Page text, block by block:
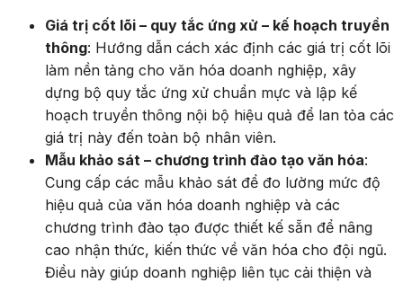
Giá trị cốt lõi – quy tắc ứng xử – kế hoạch truyền
thông: Hướng dẫn cách xác định các giá trị cốt lõi
làm nền tảng cho văn hóa doanh nghiệp, xây
dựng bộ quy tắc ứng xử chuẩn mực và lập kế
hoạch truyền thông nội bộ hiệu quả để lan tỏa các
giá trị này đến toàn bộ nhân viên.
Mẫu khảo sát – chương trình đào tạo văn hóa:
Cung cấp các mẫu khảo sát để đo lường mức độ
hiệu quả của văn hóa doanh nghiệp và các
chương trình đào tạo được thiết kế sẵn để nâng
cao nhận thức, kiến thức về văn hóa cho đội ngũ.
Điều này giúp doanh nghiệp liên tục cải thiện và